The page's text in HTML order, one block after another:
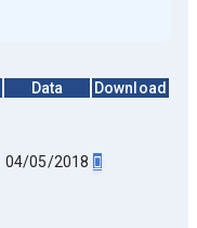
Data
Download
04/05/2018